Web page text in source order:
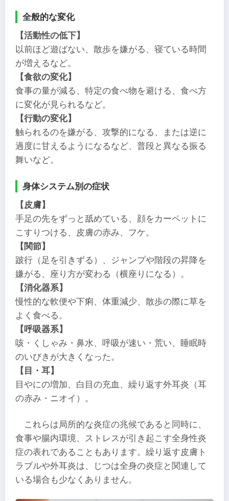
全般的な変化
【活動性の低下】
以前ほど遊ばない、散歩を嫌がる、寝ている時間
が増えるなど。
【食欲の変化】
食事の量が減る、特定の食べ物を避ける、食べ方
に変化が見られるなど。
【行動の変化】
触られるのを嫌がる、攻撃的になる、または逆に
過度に甘えるようになるなど、普段と異なる振る
舞いなど。
身体システム別の症状
【皮膚】
手足の先をずっと舐めている、顔をカーペットに
こすりつける、皮膚の赤み、フケ。
【関節】
跛行（足を引きずる）、ジャンプや階段の昇降を
嫌がる、座り方が変わる（横座りになる）。
【消化器系】
慢性的な軟便や下痢、体重減少、散歩の際に草を
よく食べる。
【呼吸器系】
咳・くしゃみ・鼻水、呼吸が速い・荒い、睡眠時
のいびきが大きくなった。
【目・耳】
目やにの増加、白目の充血、繰り返す外耳炎（耳
の赤み・ニオイ）。
これらは局所的な炎症の兆候であると同時に、
食事や腸内環境、ストレスが引き起こす全身性炎
症の表れであることもあります。繰り返す皮膚ト
ラブルや外耳炎は、じつは全身の炎症と関連して
いる場合も少なくありません。